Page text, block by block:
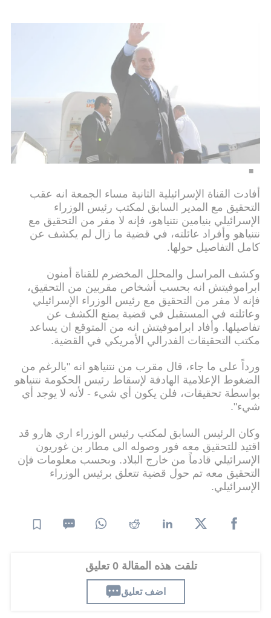
أفادت القناة الإسرائيلية الثانية مساء الجمعة انه عقب
التحقيق مع المدير السابق لمكتب رئيس الوزراء
الإسرائيلي بنيامين نتنياهو، فإنه لا مفر من التحقيق مع
نتنياهو وأفراد عائلته، في قضية ما زال لم يكشف عن
كامل التفاصيل حولها.
وكشف المراسل والمحلل المخضرم للقناة أمنون
ابراموفيتش انه بحسب أشخاص مقربين من التحقيق،
فإنه لا مفر من التحقيق مع رئيس الوزراء الإسرائيلي
وعائلته في المستقبل في قضية يمنع الكشف عن
تفاصيلها. وأفاد ابراموفيتش انه من المتوقع ان يساعد
مكتب التحقيقات الفدرالي الأمريكي في القضية.
ورداً على ما جاء، قال مقرب من نتنياهو انه "بالرغم من
الضغوط الإعلامية الهادفة لإسقاط رئيس الحكومة نتنياهو
بواسطة تحقيقات، فلن يكون أي شيء - لأنه لا يوجد أي
شيء".
وكان الرئيس السابق لمكتب رئيس الوزراء اري هارو قد
اقتيد للتحقيق معه فور وصوله الى مطار بن غوريون
الإسرائيلي قادماً من خارج البلاد. وبحسب معلومات فإن
التحقيق معه تم حول قضية تتعلق برئيس الوزراء
الإسرائيلي.
تلقت هذه المقالة 0 تعليق
اضف تعليق